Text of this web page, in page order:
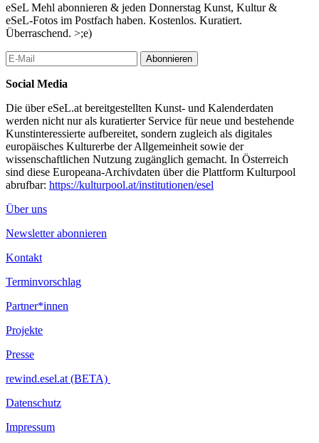
eSeL Mehl abonnieren & jeden Donnerstag Kunst, Kultur &
eSeL-Fotos im Postfach haben. Kostenlos. Kuratiert.
Überraschend. >;e)
Abonnieren
Social Media
Die über eSeL.at bereitgestellten Kunst- und Kalenderdaten
werden nicht nur als kuratierter Service für neue und bestehende
Kunstinteressierte aufbereitet, sondern zugleich als digitales
europäisches Kulturerbe der Allgemeinheit sowie der
wissenschaftlichen Nutzung zugänglich gemacht. In Österreich
sind diese Europeana-Archivdaten über die Plattform Kulturpool
abrufbar: https://kulturpool.at/institutionen/esel
Über uns
Newsletter abonnieren
Kontakt
Terminvorschlag
Partner*innen
Projekte
Presse
rewind.esel.at (BETA)
Datenschutz
Impressum